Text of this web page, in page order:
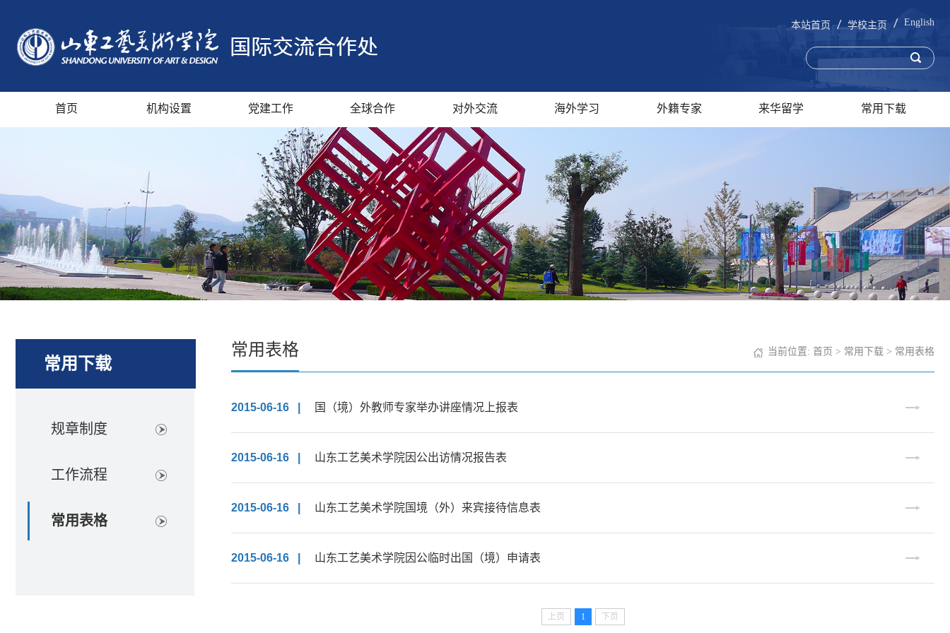
本站首页 学校主页 English
首页 机构设置 党建工作 全球合作 对外交流 海外学习 外籍专家 来华留学 常用下载
常用下载
规章制度
工作流程
常用表格
当前位置: 首页 > 常用下载 > 常用表格
常用表格
2015-06-16 | 国（境）外教师专家举办讲座情况上报表
2015-06-16 | 山东工艺美术学院因公出访情况报告表
2015-06-16 | 山东工艺美术学院国境（外）来宾接待信息表
2015-06-16 | 山东工艺美术学院因公临时出国（境）申请表
上页 1 下页